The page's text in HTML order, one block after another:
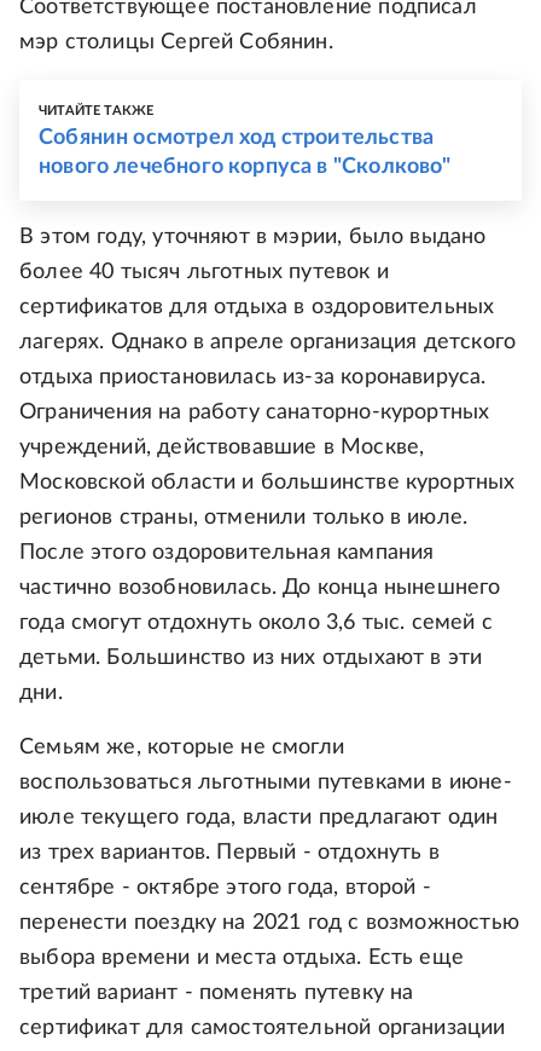
Соответствующее постановление подписал
мэр столицы Сергей Собянин.
ЧИТАЙТЕ ТАКЖЕ
Собянин осмотрел ход строительства
нового лечебного корпуса в "Сколково"
В этом году, уточняют в мэрии, было выдано
более 40 тысяч льготных путевок и
сертификатов для отдыха в оздоровительных
лагерях. Однако в апреле организация детского
отдыха приостановилась из-за коронавируса.
Ограничения на работу санаторно-курортных
учреждений, действовавшие в Москве,
Московской области и большинстве курортных
регионов страны, отменили только в июле.
После этого оздоровительная кампания
частично возобновилась. До конца нынешнего
года смогут отдохнуть около 3,6 тыс. семей с
детьми. Большинство из них отдыхают в эти
дни.
Семьям же, которые не смогли
воспользоваться льготными путевками в июне-
июле текущего года, власти предлагают один
из трех вариантов. Первый - отдохнуть в
сентябре - октябре этого года, второй -
перенести поездку на 2021 год с возможностью
выбора времени и места отдыха. Есть еще
третий вариант - поменять путевку на
сертификат для самостоятельной организации